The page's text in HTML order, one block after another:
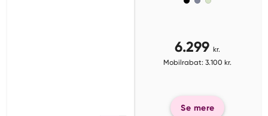
6.299 kr.
Mobilrabat: 3.100 kr.
Se mere